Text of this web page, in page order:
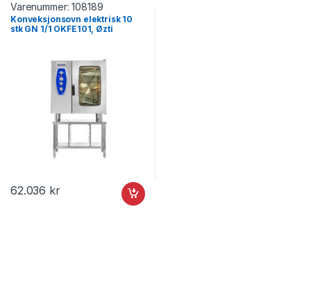
Varenummer:108189
Konveksjonsovn elektrisk 10
stk GN 1/1 OKFE101, Øzti
62.036 kr